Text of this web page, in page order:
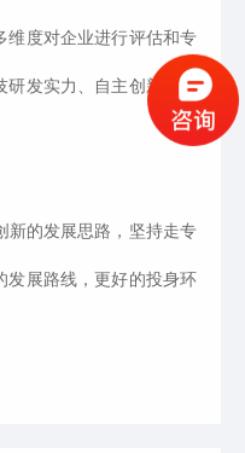
维度对企业进行评估和专
研发实力、自主创新能力
的发展思路，坚持走专
发展路线，更好的投身环